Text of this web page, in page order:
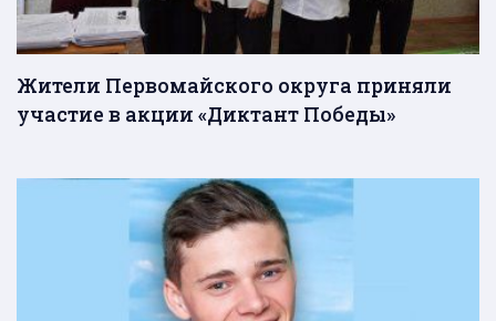
Жители Первомайского округа приняли
участие в акции «Диктант Победы»